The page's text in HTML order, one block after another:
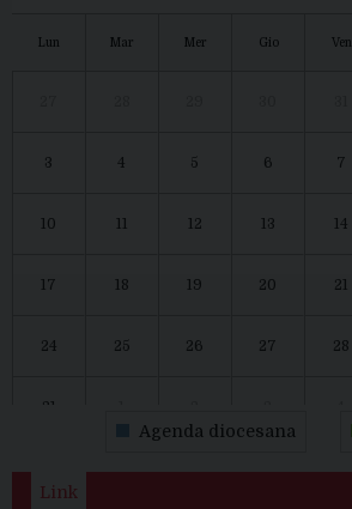
Lun Mar Mer Gio Ven
3 4 5 6 7
10 11 12 13 14
17 18 19 20 21
24 25 26 27 28
31
Agenda diocesana
Link